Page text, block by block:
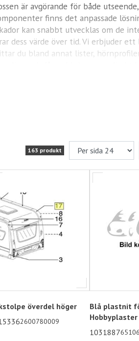
är avgörande för både
finns det anpassade
kan snabbt utvecklas om de
dess värde över tid. Vi erbjuder
du bland annat lister,
163 produkt
överdel höger
2600780009
Blå plastnit
Hobbyplaster
1031887